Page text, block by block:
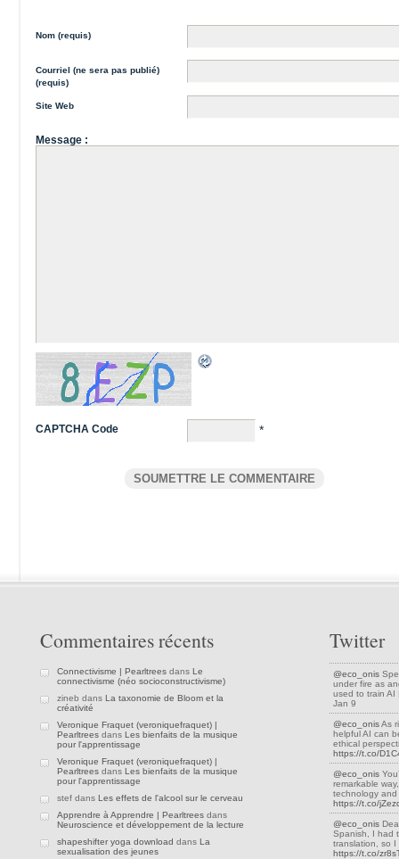
Nom (requis)
Courriel (ne sera pas publié)
(requis)
Site Web
Message :
CAPTCHA Code *
Commentaires récents
Connectivisme | Pearltrees dans Le
connectivisme (néo socioconstructivisme)
zineb dans La taxonomie de Bloom et la
créativité
Veronique Fraquet (veroniquefraquet) |
Pearltrees dans Les bienfaits de la musique
pour l'apprentissage
Veronique Fraquet (veroniquefraquet) |
Pearltrees dans Les bienfaits de la musique
pour l'apprentissage
stef dans Les effets de l'alcool sur le cerveau
Apprendre à Apprendre | Pearltrees dans
Neuroscience et développement de la lecture
shapeshifter yoga download dans La
sexualisation des jeunes
Twitter
@eco_onis
under fire as
used to train
Jan 9
@eco_onisAs
helpful AI can
ethical
https://t.co/
@eco_onis
remarkable
technology
https://t.co/
@eco_onis
Spanish, I had
translation, so
https://t.co/